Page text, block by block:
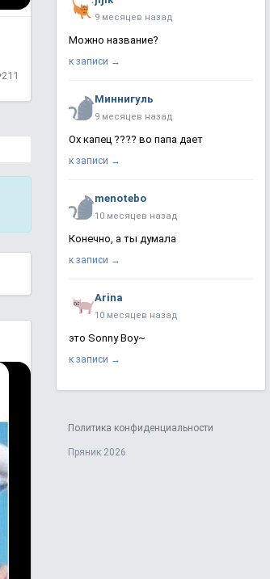
211
9 месяцев назад
Можно название?
к записи →
Миннигуль
9 месяцев назад
Ох капец ???? во папа дает
к записи →
menotebo
10 месяцев назад
Конечно, а ты думала
к записи →
Arina
10 месяцев назад
это Sonny Boy~
к записи →
Политика конфиденциальности
Пряник 2026